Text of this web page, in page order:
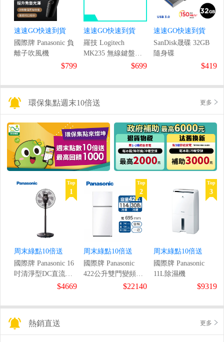
速速GO快速到貨
國際牌 Panasonic 負
離子吹風機
$799
速速GO快速到貨
羅技 Logitech
MK235 無線鍵盤滑
$699
速速GO快速到貨
SanDisk晟碟 32GB
隨身碟
$419
環保集點週末10倍送 更多
Top
1
周末綠點10倍送
國際牌 Panasonic 16
吋清淨型DC直流風
$4669
Top
2
周末綠點10倍送
國際牌 Panasonic
422公升雙門變頻冰
$22140
Top
3
周末綠點10倍送
國際牌 Panasonic
11L除濕機
$9319
熱銷直送 更多